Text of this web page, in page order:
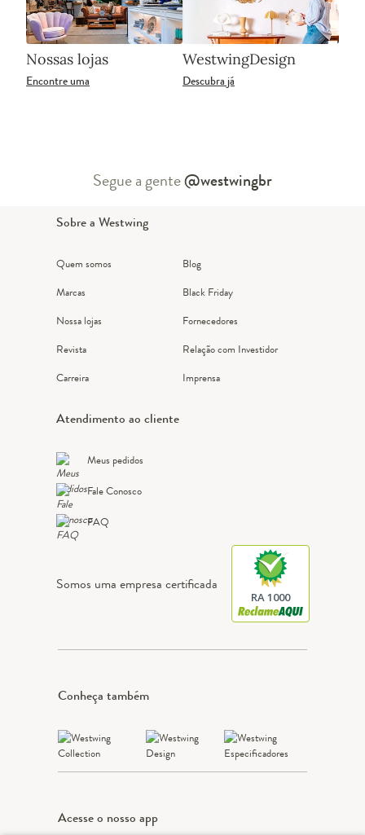
Nossas lojas
Encontre uma
WestwingDesign
Descubra já
Segue a gente@westwingbr
Sobre a Westwing
Quem somos
Marcas
Nossa lojas
Revista
Carreira
Blog
Black Friday
Fornecedores
Relação com Investidor
Imprensa
Atendimento ao cliente
Meus pedidos
Fale Conosco
FAQ
Somos uma empresa certificada
RA 1000
Conheça também
Acesse o nosso app